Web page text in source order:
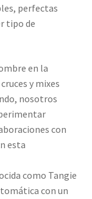
perfectas
tipo de
en la
y mixes
nosotros
con
esta
como Tangie
con un